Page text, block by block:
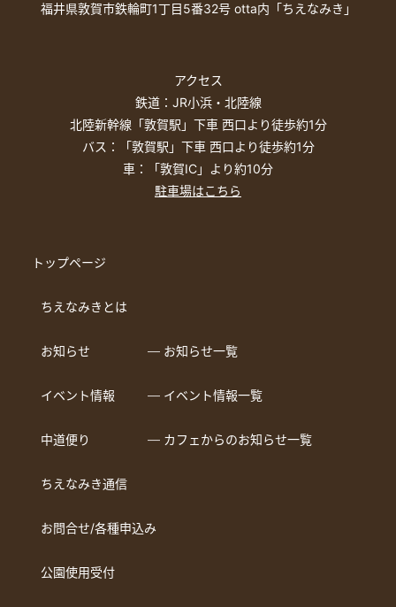
福井県敦賀市鉄輪町1丁目5番32号 otta内「ちえなみき」
アクセス
鉄道：JR小浜・北陸線
北陸新幹線「敦賀駅」下車 西口より徒歩約1分
バス：「敦賀駅」下車 西口より徒歩約1分
車：「敦賀IC」より約10分
駐車場はこちら
トップページ
ちえなみきとは
お知らせ ― お知らせ一覧
イベント情報 ― イベント情報一覧
中道便り ― カフェからのお知らせ一覧
ちえなみき通信
お問合せ/各種申込み
公園使用受付